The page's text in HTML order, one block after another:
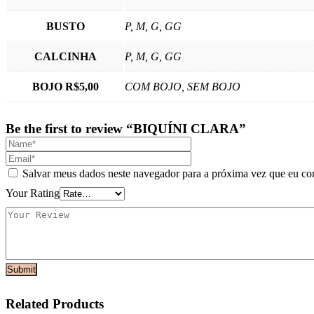
BUSTO P, M, G, GG
CALCINHA P, M, G, GG
BOJO R$5,00 COM BOJO, SEM BOJO
Be the first to review “BIQUÍNI CLARA”
Salvar meus dados neste navegador para a próxima vez que eu
Your Rating
Related Products